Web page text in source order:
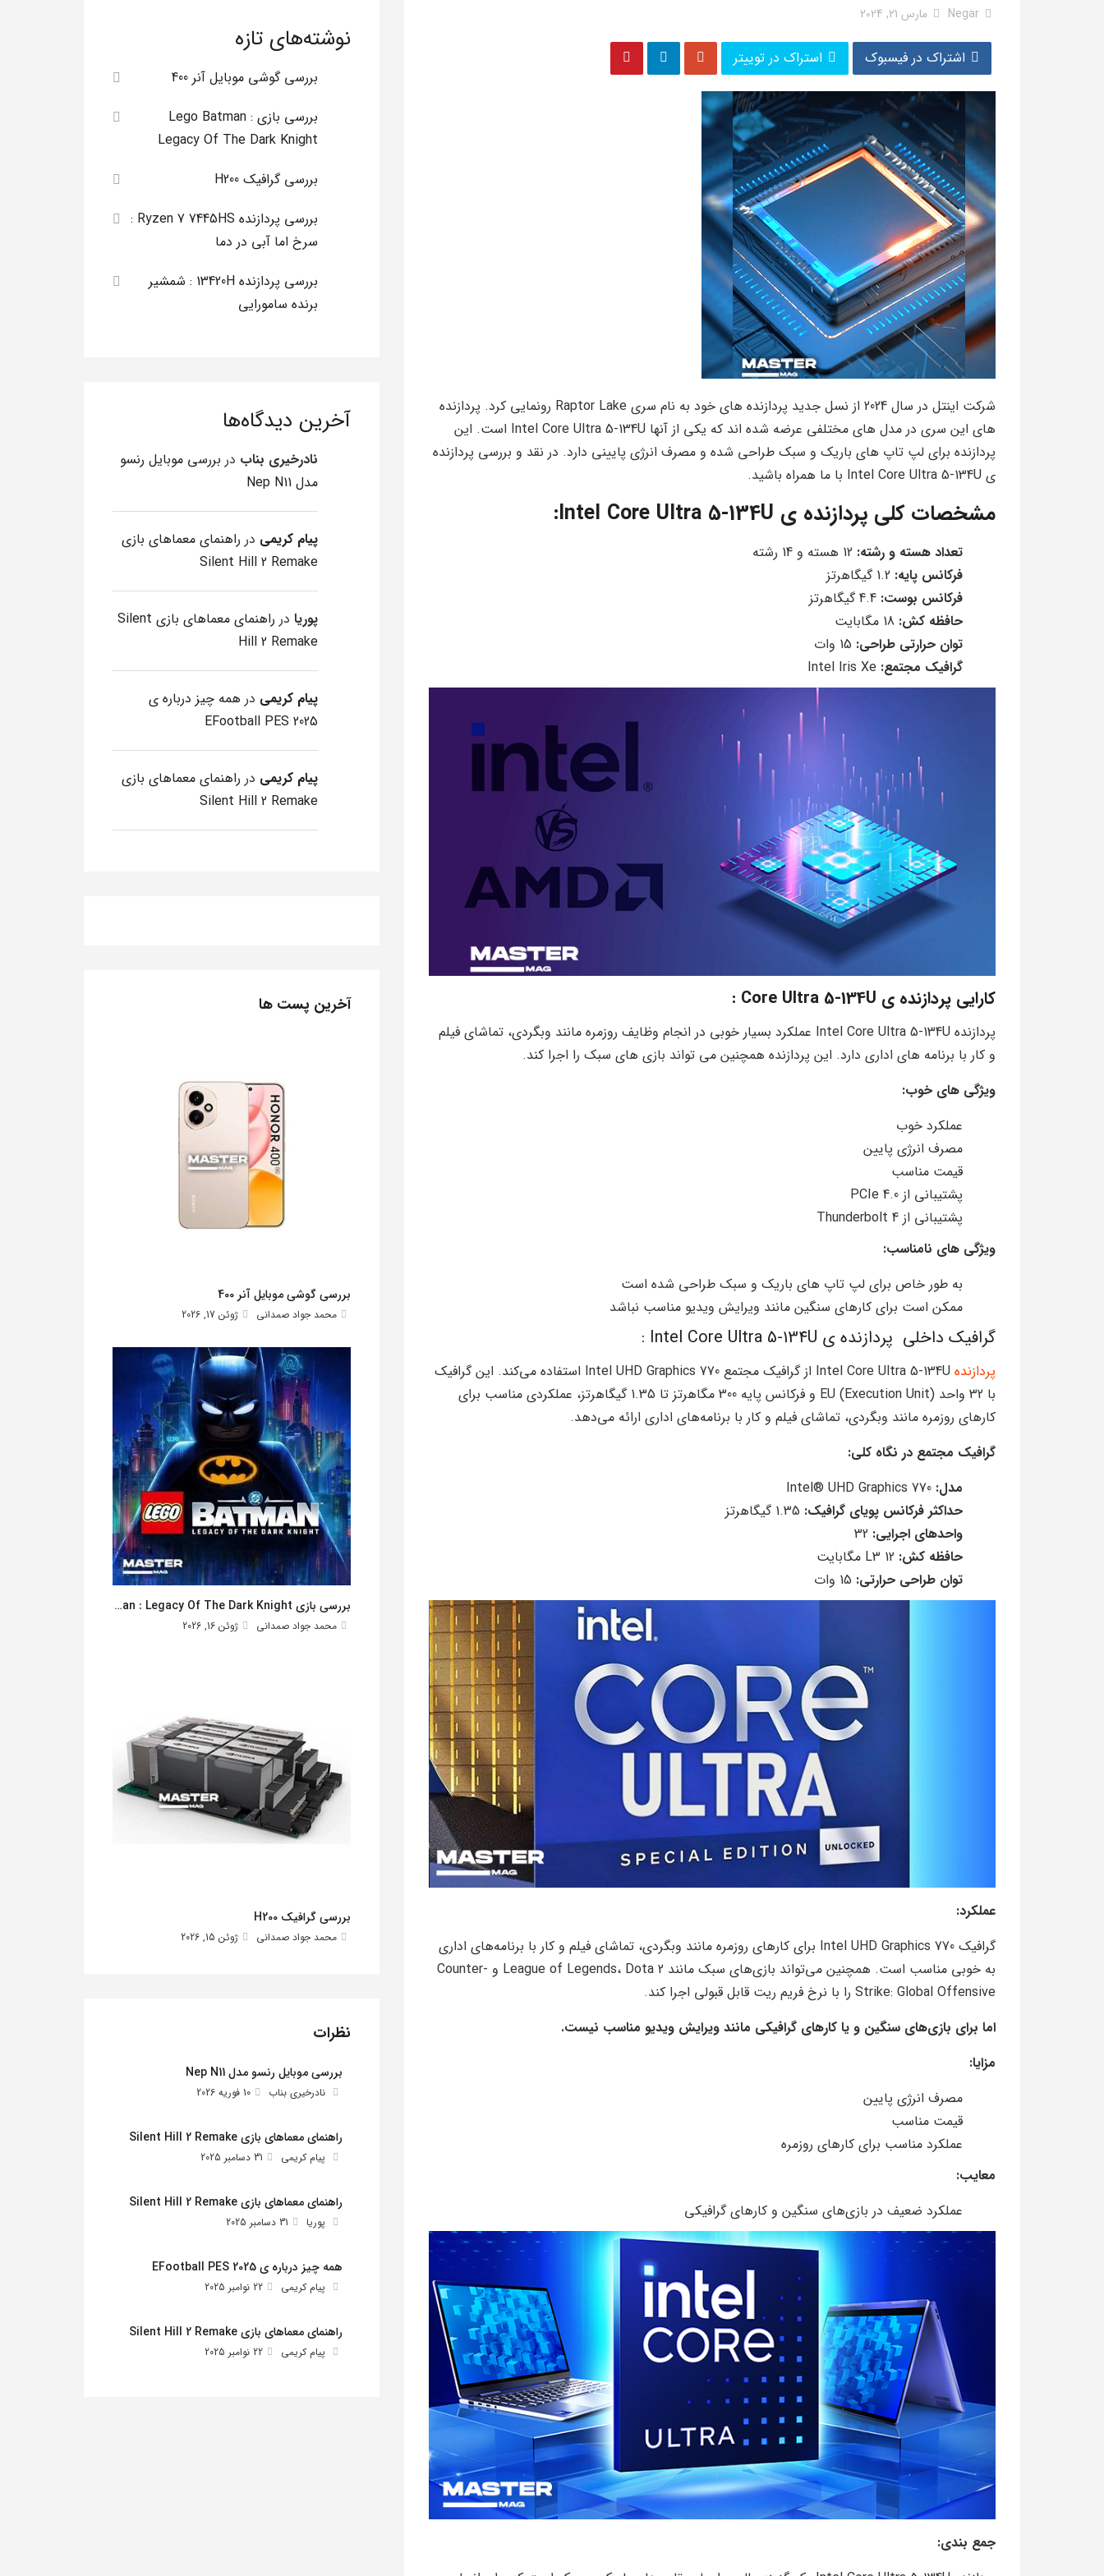
Negar مارس 21, 2024
اشتراک در فیسبوک استراک در توییتر
شرکت اینتل در سال 2024 از نسل جدید پردازنده های خود به نام سری Raptor Lake رونمایی کرد. پردازنده
های این سری در مدل های مختلفی عرضه شده اند که یکی از آنها Intel Core Ultra 5-134U است. این
پردازنده برای لپ تاپ های باریک و سبک طراحی شده و مصرف انرژی پایینی دارد. در نقد و بررسی پردازنده
ی Intel Core Ultra 5-134U با ما همراه باشید.
مشخصات کلی پردازنده ی Intel Core Ultra 5-134U:
تعداد هسته و رشته:
فرکانس پایه:
فرکانس بوست:
حافظه کش:
توان حرارتی طراحی:
گرافیک مجتمع:
کارایی پردازنده ی Core Ultra 5-134U
:
پردازنده Intel Core Ultra 5-134U عملکرد بسیار خوبی در انجام وظایف روزمره مانند وبگردی، تماشای فیلم
و کار با برنامه های اداری دارد. این پردازنده همچنین می تواند بازی های سبک را اجرا کند.
ویژگی های خوب:
عملکرد خوب
مصرف انرژی پایین
قیمت مناسب
پشتیبانی از PCIe 4.0
پشتیبانی از Thunderbolt 4
ویژگی های نامناسب:
به طور خاص برای لپ تاپ های باریک و سبک طراحی شده است
ممکن است برای کارهای سنگین مانند ویرایش ویدیو مناسب نباشد
گرافیک داخلی پردازنده ی Intel Core Ultra 5-134U :
پردازنده
Intel Core Ultra 5-134U از گرافیک مجتمع Intel UHD Graphics 770 استفاده می‌کند. این گرافیک
با 32 واحد EU (Execution Unit) و فرکانس پایه 300 مگاهرتز تا 1.35 گیگاهرتز، عملکردی مناسب برای
کارهای روزمره مانند وبگردی، تماشای فیلم و کار با برنامه‌های اداری ارائه می‌دهد.
گرافیک مجتمع در نگاه کلی:
مدل:
حداکثر فرکانس پویای گرافیک:
واحدهای اجرایی:
حافظه کش:
توان طراحی حرارتی:
عملکرد:
گرافیک Intel UHD Graphics 770 برای کارهای روزمره مانند وبگردی، تماشای فیلم و کار با برنامه‌های اداری
به ‌خوبی مناسب است. همچنین می‌تواند بازی‌های سبک مانند League of Legends، Dota 2 و Counter-
Strike: Global Offensive را با نرخ فریم ریت قابل قبولی اجرا کند.
اما برای بازی‌های سنگین و یا کارهای گرافیکی مانند ویرایش ویدیو مناسب نیست.
مزایا:
مصرف انرژی پایین
قیمت مناسب
عملکرد مناسب برای کارهای روزمره
معایب:
عملکرد ضعیف در بازی‌های سنگین و کارهای گرافیکی
جمع بندی:
نوشته‌های تازه
بررسی گوشی موبایل آنر 400
بررسی بازی Lego Batman :
Legacy Of The Dark Knight
بررسی گرافیک H200
بررسی پردازنده Ryzen 7 7445HS :
سرخ اما آبی در دما
بررسی پردازنده 13420H : شمشیر
برنده سامورایی
آخرین دیدگاه‌ها
نادرخیری بناب در بررسی موبایل رنسو
مدل Nep N11
پیام کریمی در راهنمای معماهای بازی
Silent Hill 2 Remake
پوریا در
راهنمای معماهای بازی Silent
Hill 2 Remake
پیام کریمی در همه چیز درباره ی
EFootball PES 2025
پیام کریمی در راهنمای معماهای بازی
Silent Hill 2 Remake
آخرین پست ها
بررسی گوشی موبایل آنر 400
محمد جواد صمدانی ژوئن 17, 2026
بررسی بازی Lego Batman : Legacy Of The Dark Knight
محمد جواد صمدانی ژوئن 16, 2026
بررسی گرافیک H200
محمد جواد صمدانی ژوئن 15, 2026
نظرات
بررسی موبایل رنسو مدل Nep N11
نادرخیری بناب 10 فوریه 2026
راهنمای معماهای بازی Silent Hill 2 Remake
پیام کریمی 31 دسامبر 2025
راهنمای معماهای بازی Silent Hill 2 Remake
پوریا 31 دسامبر 2025
همه چیز درباره ی EFootball PES 2025
پیام کریمی 22 نوامبر 2025
راهنمای معماهای بازی Silent Hill 2 Remake
پیام کریمی 22 نوامبر 2025